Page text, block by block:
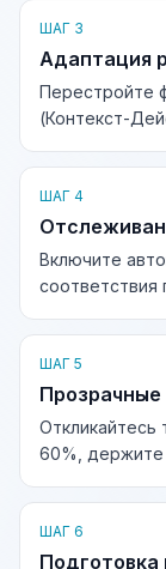
ШАГ 3
Адаптация
Перестройте
(Контекст-
ШАГ 4
Включите
соответствия
ШАГ 5
Прозрачные
Откликайтесь
60%, держите
ШАГ 6
Подготовка